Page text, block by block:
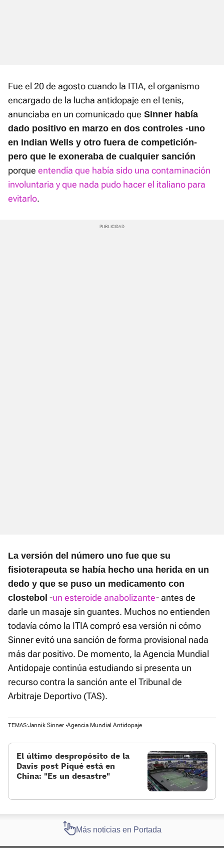
Fue el 20 de agosto cuando la ITIA, el organismo
encargado de la lucha antidopaje en el tenis,
anunciaba en un comunicado que Sinner había
dado positivo en marzo en dos controles -uno
en Indian Wells y otro fuera de competición-
pero que le exoneraba de cualquier sanción
porque entendía que había sido una contaminación
involuntaria y que nada pudo hacer el italiano para
evitarlo.
La versión del número uno fue que su
fisioterapeuta se había hecho una herida en un
dedo y que se puso un medicamento con
clostebol -un esteroide anabolizante- antes de
darle un masaje sin guantes. Muchos no entienden
todavía cómo la ITIA compró esa versión ni cómo
Sinner evitó una sanción de forma provisional nada
más dar positivo. De momento, la Agencia Mundial
Antidopaje continúa estudiando si presenta un
recurso contra la sanción ante el Tribunal de
Arbitraje Deportivo (TAS).
TEMAS:Jannik Sinner Agencia Mundial Antidopaje
El último despropósito de la
Davis post Piqué está en
China: «Es un desastre»
Más noticias en Portada